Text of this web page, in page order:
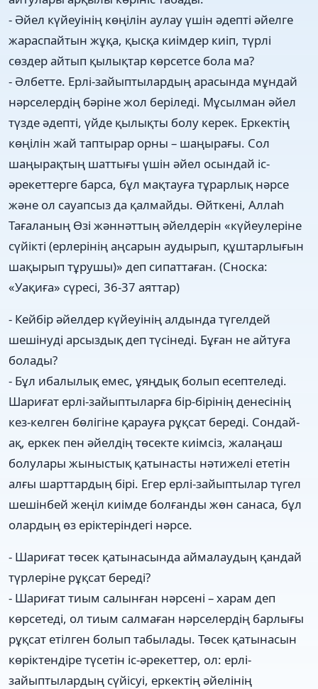
- Әйел күйеуінің көңілін аулау үшін әдепті әйелге
жараспайтын жұқа, қысқа киімдер киіп, түрлі
сөздер айтып қылықтар көрсетсе бола ма?
- Әлбетте. Ерлі-зайыптылардың арасында мұндай
нәрселердің бәріне жол беріледі. Мұсылман әйел
түзде әдепті, үйде қылықты болу керек. Еркектің
көңілін жай таптырар орны – шаңырағы. Сол
шаңырақтың шаттығы үшін әйел осындай іс-
әрекеттерге барса, бұл мақтауға тұрарлық нәрсе
және ол сауапсыз да қалмайды. Өйткені, Аллаһ
Тағаланың Өзі жәннәттың әйелдерін «күйеулеріне
сүйікті (ерлерінің аңсарын аудырып, құштарлығын
шақырып тұрушы)» деп сипаттаған. (Сноска:
«Уақиға» сүресі, 36-37 аяттар)
- Кейбір әйелдер күйеуінің алдында түгелдей
шешінуді арсыздық деп түсінеді. Бұған не айтуға
болады?
- Бұл ибалылық емес, ұяңдық болып есептеледі.
Шариғат ерлі-зайыптыларға бір-бірінің денесінің
кез-келген бөлігіне қарауға рұқсат береді. Сондай-
ақ, еркек пен әйелдің төсекте киімсіз, жалаңаш
болулары жыныстық қатынасты нәтижелі ететін
алғы шарттардың бірі. Егер ерлі-зайыптылар түгел
шешінбей жеңіл киімде болғанды жөн санаса, бұл
олардың өз еріктеріндегі нәрсе.
- Шариғат төсек қатынасында аймалаудың қандай
түрлеріне рұқсат береді?
- Шариғат тиым салынған нәрсені – харам деп
көрсетеді, ол тиым салмаған нәрселердің барлығы
рұқсат етілген болып табылады. Төсек қатынасын
көріктендіре түсетін іс-әрекеттер, ол: ерлі-
зайыптылардың сүйісуі, еркектің әйелінің